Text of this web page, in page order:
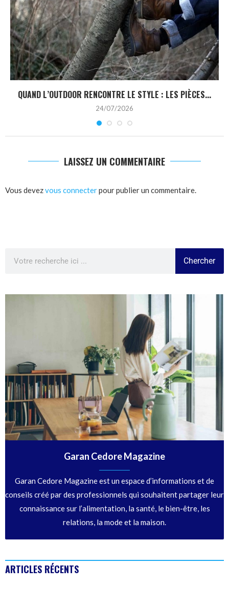
QUAND L’OUTDOOR RENCONTRE LE STYLE : LES PIÈCES...
24/07/2026
LAISSEZ UN COMMENTAIRE
Vous devezvous connecterpour publier un commentaire.
Chercher
Garan Cedore Magazine
Garan Cedore Magazine est un espace d’informations et de
conseils créé par des professionnels qui souhaitent partager leur
connaissance sur l’alimentation, la santé, le bien-être, les
relations, la mode et la maison.
ARTICLES RÉCENTS